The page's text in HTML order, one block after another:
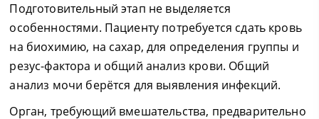
Подготовительный этап не выделяется
особенностями. Пациенту потребуется сдать кровь
на биохимию, на сахар, для определения группы и
резус-фактора и общий анализ крови. Общий
анализ мочи берётся для выявления инфекций.
Орган, требующий вмешательства, предварительно